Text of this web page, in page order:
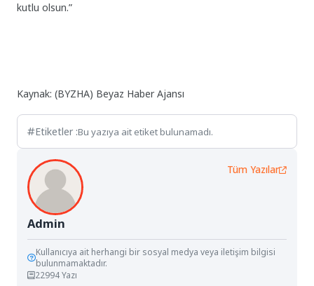
kutlu olsun.”
Kaynak: (BYZHA) Beyaz Haber Ajansı
Etiketler :Bu yazıya ait etiket bulunamadı.
Admin
Tüm Yazılar
Kullanıcıya ait herhangi bir sosyal medya veya iletişim bilgisi
bulunmamaktadır.
22994 Yazı